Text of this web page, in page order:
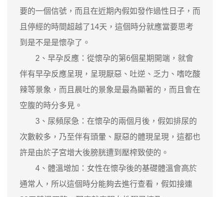
要的一個信號，而且在近期內假如發作過性日子，而
且停經的時間超越了14天，這個時分就應當要思考
到是不是是懷孕了。
2、早孕反應：從懷孕的第6個星期開端，就會
伴有早孕反應呈現，呈現厭惡、吐逆、乏力、嗜吃酸
辣等景象，而且晨吐的景象是最為顯著的，而且會在
空腹的時分多見。
3、尿頻尿急：在懷孕的兩個月後，假如排尿的
次數較多，乃至伴有頭暈、厭惡的體現呈現，這都也
許是由於子宮增大後膀胱遭到壓榨致使的。
4、體溫增加：女性在懷孕後的基礎體溫會高於
通常人，所以這個時分能夠去進行查看，假如接連